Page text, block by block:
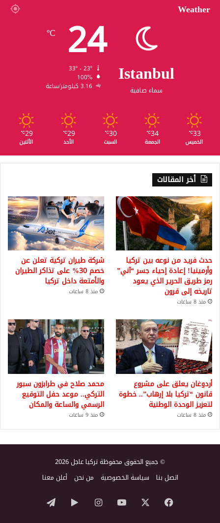
Weather
Istanbul
سماء صافية
24
℃
100%
3.16 كيلومتر/ساعة
33
℃
الخميس
34
℃
الجمعة
30
℃
السبت
29
℃
الأحد
29
℃
الأثنين
أخر المقالات
حدث فريد من نوعه بين تركيا
وأرمينيا! إعادة إحياء جسر “آني”
رمز طريق الحرير الذي يعود
تاريخه إلى قرون
منذ 8 ساعات
شركة طيران تركية تعلن عن
خصم 30% على تذاكر الطيران
والأمتعة داخل تركيا
منذ 8 ساعات
أردوغان يعلق على مشروع
قانون “تركيا بلا إرهاب”.. خطوة
لتعزيز الوحدة الوطنية
منذ 8 ساعات
محمد صلاح في طرابزون سبور
التركي.. موعد حفل التوقيع
الرسمي والساعة والمكان
منذ 9 ساعات
© جميع الحقوق محفوظة تركيا عاجل 2026
اتصل بنا سياسة الخصوصية من نحن أعلن معنا
فيسبوك ‫YouTubeانستقرام‏Googleتيلقرام